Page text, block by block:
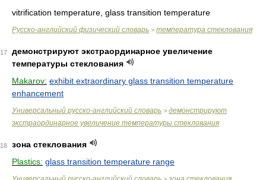
vitrification temperature, glass transition temperature
Русско-английский физический словарь > температура стеклования
17
демонстрируют экстраординарное увеличение
температуры стеклования
Makarov: exhibit extraordinary glass transition temperature
enhancement
Универсальный русско-английский словарь > демонстрируют
экстраординарное увеличение температуры стеклования
18
зона стеклования
Plastics: glass transition temperature range